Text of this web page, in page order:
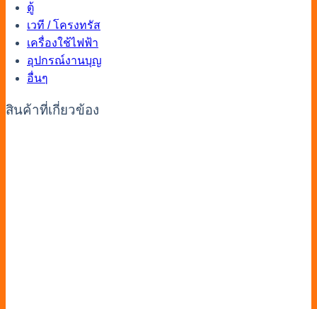
ตู้
เวที / โครงทรัส
เครื่องใช้ไฟฟ้า
อุปกรณ์งานบุญ
อื่นๆ
สินค้าที่เกี่ยวข้อง